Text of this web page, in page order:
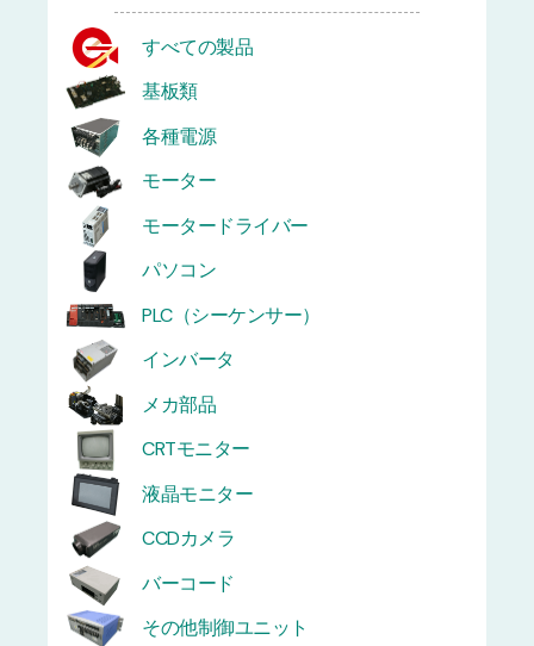
すべての製品
基板類
各種電源
モーター
モータードライバー
パソコン
PLC（シーケンサー）
インバータ
メカ部品
CRTモニター
液晶モニター
CCDカメラ
バーコード
その他制御ユニット